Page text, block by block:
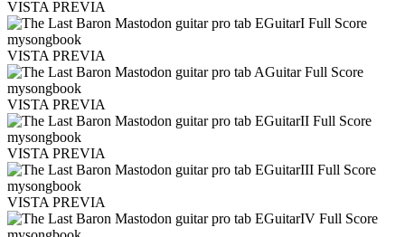
VISTA PREVIA
VISTA PREVIA
VISTA PREVIA
VISTA PREVIA
VISTA PREVIA